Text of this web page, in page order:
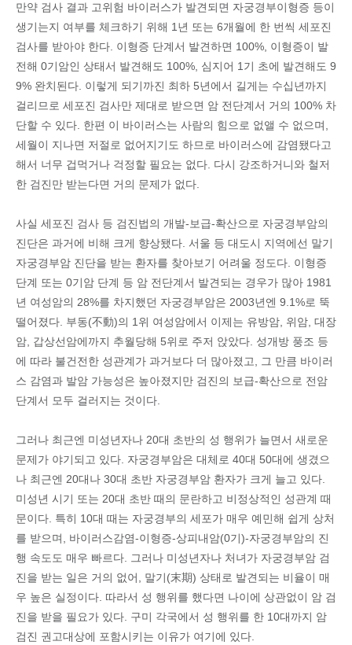
만약 검사 결과 고위험 바이러스가 발견되면 자궁경부이형증 등이
생기는지 여부를 체크하기 위해 1년 또는 6개월에 한 번씩 세포진
검사를 받아야 한다. 이형증 단계서 발견하면 100%, 이형증이 발
전해 0기암인 상태서 발견해도 100%, 심지어 1기 초에 발견해도 9
9% 완치된다. 이렇게 되기까진 최하 5년에서 길게는 수십년까지
걸리므로 세포진 검사만 제대로 받으면 암 전단계서 거의 100% 차
단할 수 있다. 한편 이 바이러스는 사람의 힘으로 없앨 수 없으며,
세월이 지나면 저절로 없어지기도 하므로 바이러스에 감염됐다고
해서 너무 겁먹거나 걱정할 필요는 없다. 다시 강조하거니와 철저
한 검진만 받는다면 거의 문제가 없다.
사실 세포진 검사 등 검진법의 개발-보급-확산으로 자궁경부암의
진단은 과거에 비해 크게 향상됐다. 서울 등 대도시 지역에선 말기
자궁경부암 진단을 받는 환자를 찾아보기 어려울 정도다. 이형증
단계 또는 0기암 단계 등 암 전단계서 발견되는 경우가 많아 1981
년 여성암의 28%를 차지했던 자궁경부암은 2003년엔 9.1%로 뚝
떨어졌다. 부동(不動)의 1위 여성암에서 이제는 유방암, 위암, 대장
암, 갑상선암에까지 추월당해 5위로 주저 앉았다. 성개방 풍조 등
에 따라 불건전한 성관계가 과거보다 더 많아졌고, 그 만큼 바이러
스 감염과 발암 가능성은 높아졌지만 검진의 보급-확산으로 전암
단계서 모두 걸러지는 것이다.
그러나 최근엔 미성년자나 20대 초반의 성 행위가 늘면서 새로운
문제가 야기되고 있다. 자궁경부암은 대체로 40대 50대에 생겼으
나 최근엔 20대나 30대 초반 자궁경부암 환자가 크게 늘고 있다.
미성년 시기 또는 20대 초반 때의 문란하고 비정상적인 성관계 때
문이다. 특히 10대 때는 자궁경부의 세포가 매우 예민해 쉽게 상처
를 받으며, 바이러스감염-이형증-상피내암(0기)-자궁경부암의 진
행 속도도 매우 빠르다. 그러나 미성년자나 처녀가 자궁경부암 검
진을 받는 일은 거의 없어, 말기(末期) 상태로 발견되는 비율이 매
우 높은 실정이다. 따라서 성 행위를 했다면 나이에 상관없이 암 검
진을 받을 필요가 있다. 구미 각국에서 성 행위를 한 10대까지 암
검진 권고대상에 포함시키는 이유가 여기에 있다.